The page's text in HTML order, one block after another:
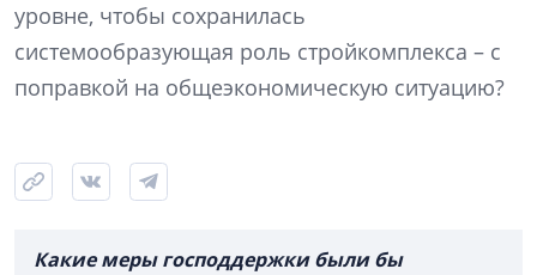
уровне, чтобы сохранилась
системообразующая роль стройкомплекса – с
поправкой на общеэкономическую ситуацию?
Какие меры господдержки были бы